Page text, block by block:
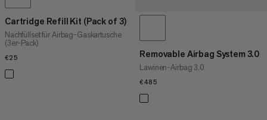
Cartridge Refill Kit (Pack of 3)
Nachfüllset für Airbag-Gaskartusche
(3er-Pack)
€25 Removable Airbag System 3.0
Lawinen-Airbag 3.0
€485